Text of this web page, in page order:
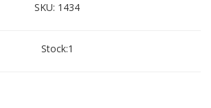
SKU: 1434
Stock:1